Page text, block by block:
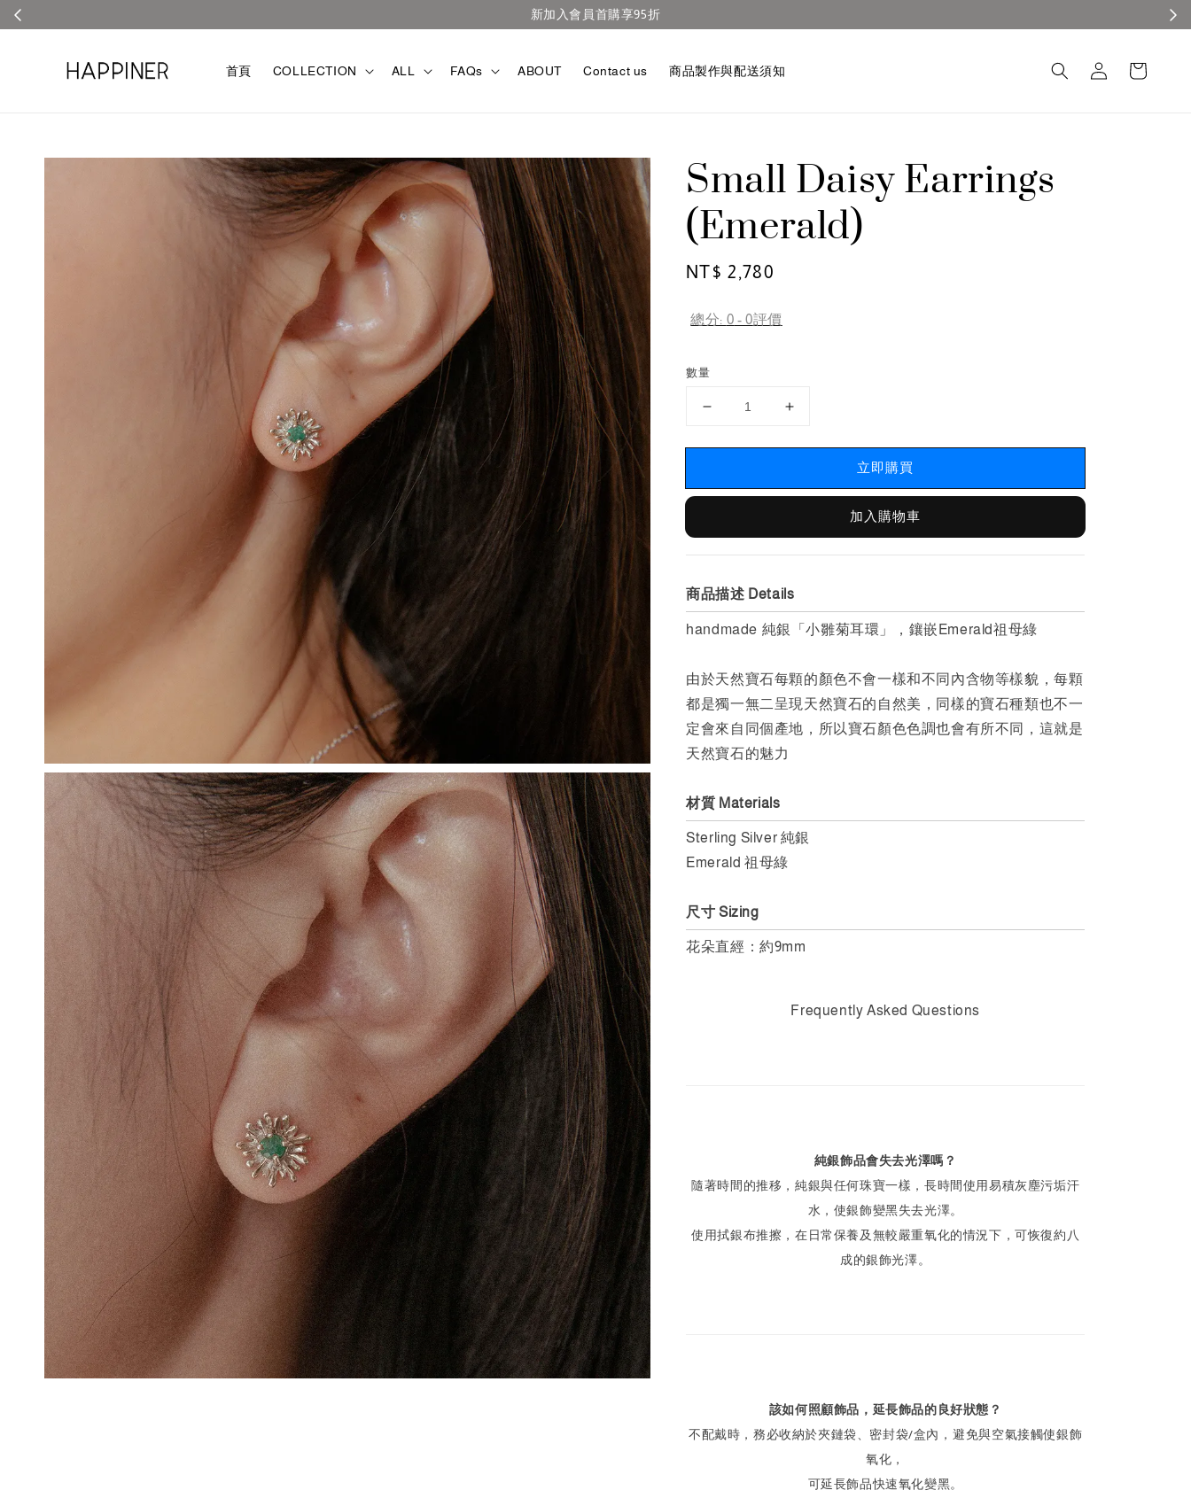
官網滿TWD3000免運
首頁 COLLECTION ALL FAQs ABOUT Contact us 商品製作與配送須知
Small Daisy Earrings
(Emerald)
Regular
NT$ 2,780
總分: 0 -0評價
數量
立即購買
加入購物車
商品描述 Details
handmade 純銀「小雛菊耳環」，鑲嵌Emerald祖母綠
由於天然寶石每顆的顏色不會一樣和不同內含物等樣貌，每顆
都是獨一無二呈現天然寶石的自然美，同樣的寶石種類也不一
定會來自同個產地，所以寶石顏色色調也會有所不同，這就是
天然寶石的魅力
材質 Materials
Sterling Silver 純銀
Emerald 祖母綠
尺寸 Sizing
花朵直經：約9mm
Frequently Asked Questions
純銀飾品會失去光澤嗎？
隨著時間的推移，純銀與任何珠寶一樣，長時間使用易積灰塵污垢汗
水，使銀飾變黑失去光澤。
使用拭銀布推擦，在日常保養及無較嚴重氧化的情況下，可恢復約八
成的銀飾光澤。
該如何照顧飾品，延長飾品的良好狀態？
不配戴時，務必收納於夾鏈袋、密封袋/盒內，避免與空氣接觸使銀飾
氧化，
可延長飾品快速氧化變黑。